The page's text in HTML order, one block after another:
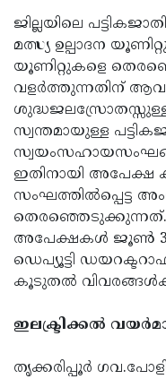
ജില്ലയിലെ
മത്സ്യ ഉല്പാദന
യൂണിറ്റുകളെ
വളര്‍ത്തുന്നതിന്
സ്വന്തമായുള്ള
ഇതിനായി അപേക്ഷ
സംഘത്തില്‍പ്പെട്ട
തെരഞ്ഞെടുക്കുന്നത്.
അപേക്ഷകള്‍ ജൂണ്‍
ഡെപ്യൂട്ടി
കൂടുതല്‍
ഇലക്ട്രിക്കല്‍
തൃക്കരിപ്പൂര്‍